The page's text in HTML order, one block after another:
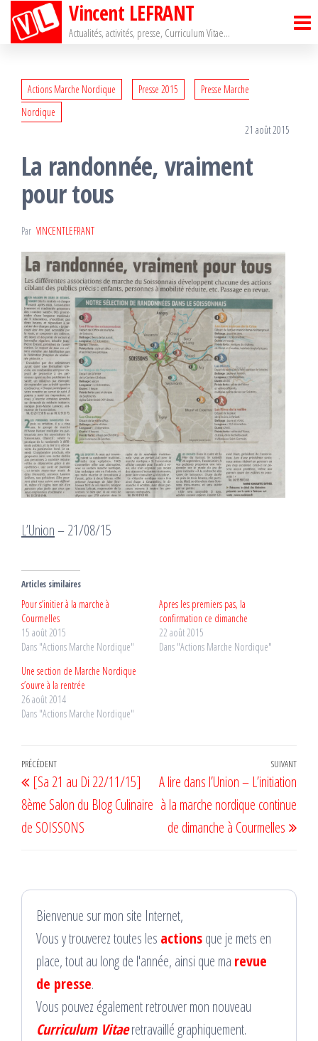
Passer
Vincent LEFRANT
Actualités, activités, presse, Curriculum Vitae…
Actions Marche Nordique Presse 2015
Presse Marche
Nordique
21 août 2015
La randonnée, vraiment
pour tous
Par VINCENTLEFRANT
L’Union– 21/08/15
Articles similaires
Pour s’initier à la marche à
Courmelles
15 août 2015
Dans "Actions Marche Nordique"
Apres les premiers pas, la
confirmation ce dimanche
22 août 2015
Dans "Actions Marche Nordique"
Une section de Marche Nordique
s’ouvre à la rentrée
26 août 2014
Dans "Actions Marche Nordique"
Navigation
de
l’article
Article
précédent
PRÉCÉDENT
[Sa 21 au Di 22/11/15]
8ème Salon du Blog Culinaire
de SOISSONS
SUIVANT
A lire dans l’Union – L’initiation
à la marche nordique continue
de dimanche à Courmelles
Bienvenue sur mon site Internet,
Vous y trouverez toutes les actionsque je mets en
place, tout au long de l'année, ainsi que ma revue
de presse.
Vous pouvez également retrouver mon nouveau
Curriculum Vitaeretravaillé graphiquement.